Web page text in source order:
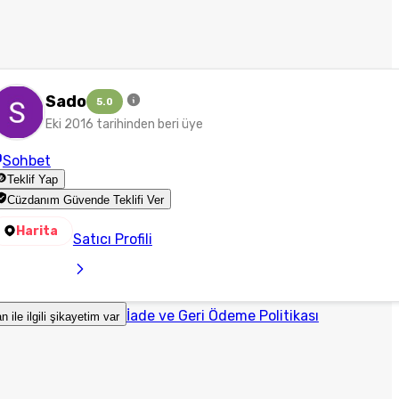
Sado 5.0
Eki 2016 tarihinden beri üye
Sohbet
Teklif Yap
Cüzdanım Güvende Teklifi Ver
Harita Satıcı Profili
ile ilgili şikayetim var İade ve Geri Ödeme Politikası